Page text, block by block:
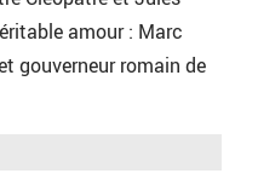
amour : Marc
gouverneur romain de